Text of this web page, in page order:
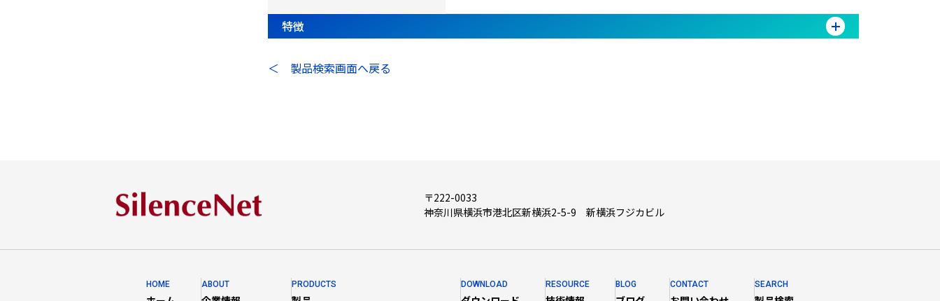
特徴
＜ 製品検索画面へ戻る
〒222-0033
神奈川県横浜市港北区新横浜2-5-9 新横浜フジカビル
HOME ABOUT PRODUCTS DOWNLOAD RESOURCE BLOG CONTACT SEARCH